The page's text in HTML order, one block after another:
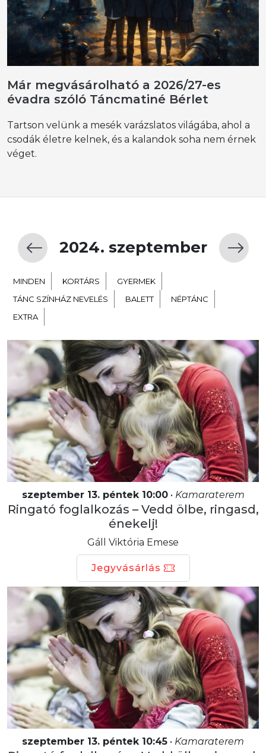
Már megvásárolható a 2026/27-es
évadra szóló Táncmatiné Bérlet
Tartson velünk a mesék varázslatos világába, ahol a
csodák életre kelnek, és a kalandok soha nem érnek
véget.
2024. szeptember
MINDEN KORTÁRS
GYERMEK
TÁNC SZÍNHÁZ NEVELÉS
BALETT
NÉPTÁNC
EXTRA
szeptember 13. péntek 10:00• Kamaraterem
Ringató foglalkozás – Vedd ölbe, ringasd,
énekelj!
Gáll Viktória Emese
Jegyvásárlás
szeptember 13. péntek 10:45 • Kamaraterem